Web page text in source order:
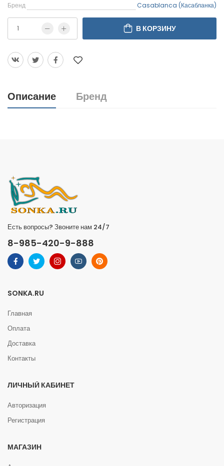
Бренд Casablanca (Касабланка)
В КОРЗИНУ
Описание Бренд
Есть вопросы? Звоните нам 24/7
8-985-420-9-888
SONKA.RU
Главная
Оплата
Доставка
Контакты
ЛИЧНЫЙ КАБИНЕТ
Авторизация
Регистрация
МАГАЗИН